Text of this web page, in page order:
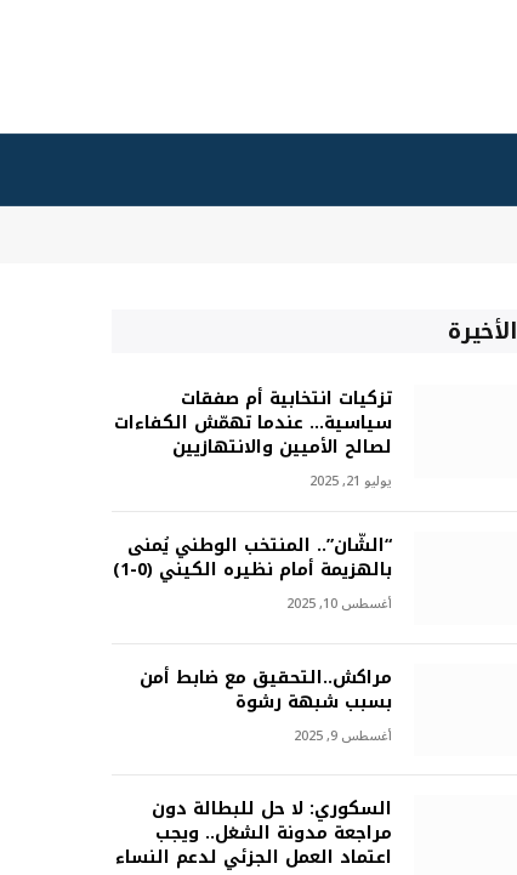
الأخيرة
تزكيات انتخابية أم صفقات
سياسية… عندما تهمّش الكفاءات
لصالح الأميين والانتهازيين
يوليو 21, 2025
“الشّان”.. المنتخب الوطني يُمنى
بالهزيمة أمام نظيره الكيني (0-1)
أغسطس 10, 2025
مراكش..التحقيق مع ضابط أمن
بسبب شبهة رشوة
أغسطس 9, 2025
السكوري: لا حل للبطالة دون
مراجعة مدونة الشغل.. ويجب
اعتماد العمل الجزئي لدعم النساء